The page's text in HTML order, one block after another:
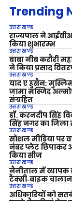
Trending
उत्तराखण्ड
राज्यपाल ने
किया शुभारम्भ
उत्तराखण्ड
बाबा नीब करौरी
ने किया प्रसाद
उत्तराखण्ड
याद ए हुसैन:
जामा मस्जिद
संग्रहित
उत्तराखण्ड
डॉ. करनदीप सिंह
सिंह नगर का
उत्तराखण्ड
सोशल मीडिया पर
नंबर प्लेट छिपाकर
किया सीज
उत्तराखण्ड
नैनीताल में व्यापक
टैक्सी‑बाइक
उत्तराखण्ड
अधिकारियों को